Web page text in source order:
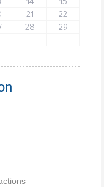
21
22
28
29